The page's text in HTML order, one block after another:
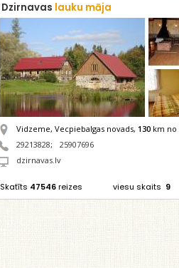
Dzirnavas lauku māja
Vidzeme, Vecpiebalgas novads, 130 km no
29213828;
25907696
dzirnavas.lv
Skatīts 47546reizes viesu skaits 9